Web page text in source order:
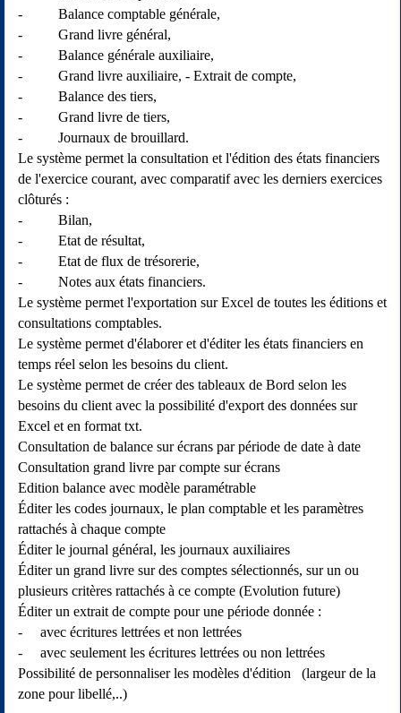
- Balance comptable générale,
- Grand livre général,
- Balance générale auxiliaire,
- Grand livre auxiliaire, - Extrait de compte,
- Balance des tiers,
- Grand livre de tiers,
- Journaux de brouillard.
Le système permet la consultation et l'édition des états financiers
de l'exercice courant, avec comparatif avec les derniers exercices
clôturés :
- Bilan,
- Etat de résultat,
- Etat de flux de trésorerie,
- Notes aux états financiers.
Le système permet l'exportation sur Excel de toutes les éditions et
consultations comptables.
Le système permet d'élaborer et d'éditer les états financiers en
temps réel selon les besoins du client.
Le système permet de créer des tableaux de Bord selon les
besoins du client avec la possibilité d'export des données sur
Excel et en format txt.
Consultation de balance sur écrans par période de date à date
Consultation grand livre par compte sur écrans
Edition balance avec modèle paramétrable
Éditer les codes journaux, le plan comptable et les paramètres
rattachés à chaque compte
Éditer le journal général, les journaux auxiliaires
Éditer un grand livre sur des comptes sélectionnés, sur un ou
plusieurs critères rattachés à ce compte (Evolution future)
Éditer un extrait de compte pour une période donnée :
- avec écritures lettrées et non lettrées
- avec seulement les écritures lettrées ou non lettrées
Possibilité de personnaliser les modèles d'édition (largeur de la
zone pour libellé,..)